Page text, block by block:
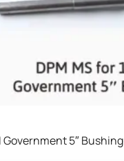
Government 5″